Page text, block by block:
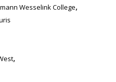
Wesselink College,
,